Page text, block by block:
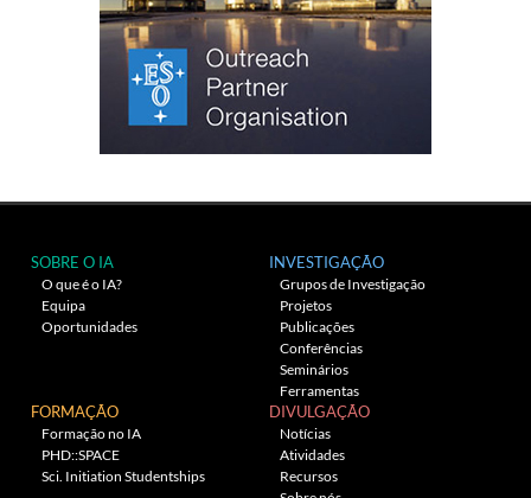
SOBRE O IA
O que é o IA?
Equipa
Oportunidades
INVESTIGAÇÃO
Grupos de Investigação
Projetos
Publicações
Conferências
Seminários
Ferramentas
FORMAÇÃO
Formação no IA
PHD::SPACE
Sci. Initiation Studentships
DIVULGAÇÃO
Notícias
Atividades
Recursos